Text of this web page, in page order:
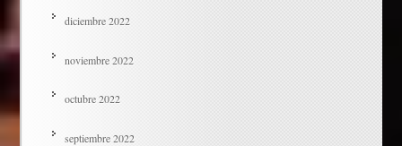
diciembre 2022
noviembre 2022
octubre 2022
septiembre 2022